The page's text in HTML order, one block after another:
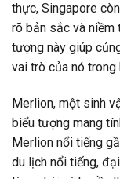
thực, Singapore
rõ bản sắc và niềm
tượng này giúp
vai trò của nó trong
Merlion, một sinh
biểu tượng mang
Merlion nổi tiếng
du lịch nổi tiếng,